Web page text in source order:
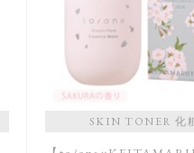
SKIN TONER 化